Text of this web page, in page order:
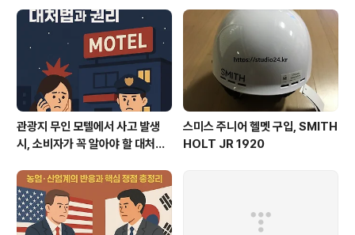
관광지 무인 모텔에서 사고 발생
시, 소비자가 꼭 알아야 할 대처법
스미스 주니어 헬멧 구입, SMITH
HOLT JR 1920